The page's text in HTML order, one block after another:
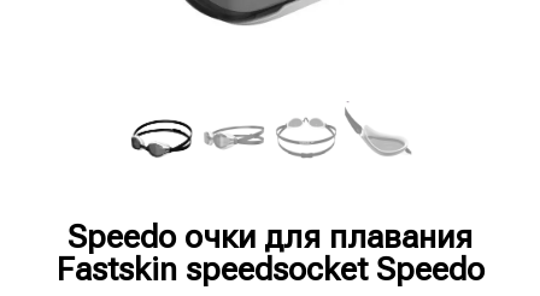
Speedo очки для плавания
Fastskin speedsocket Speedo